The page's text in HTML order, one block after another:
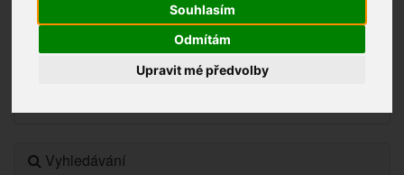
Souhlasím
Odmítám
Upravit mé předvolby
Novinky
Vyhledávání